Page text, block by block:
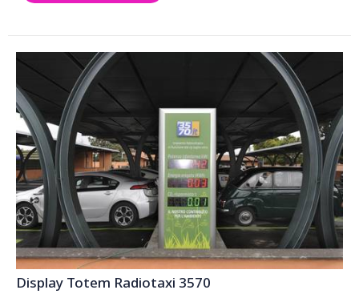
Display Totem Radiotaxi 3570